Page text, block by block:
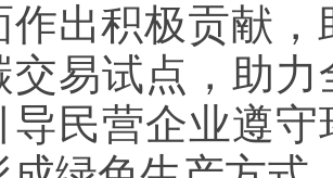
作出积极贡献
交易试点，助
导民营企业遵